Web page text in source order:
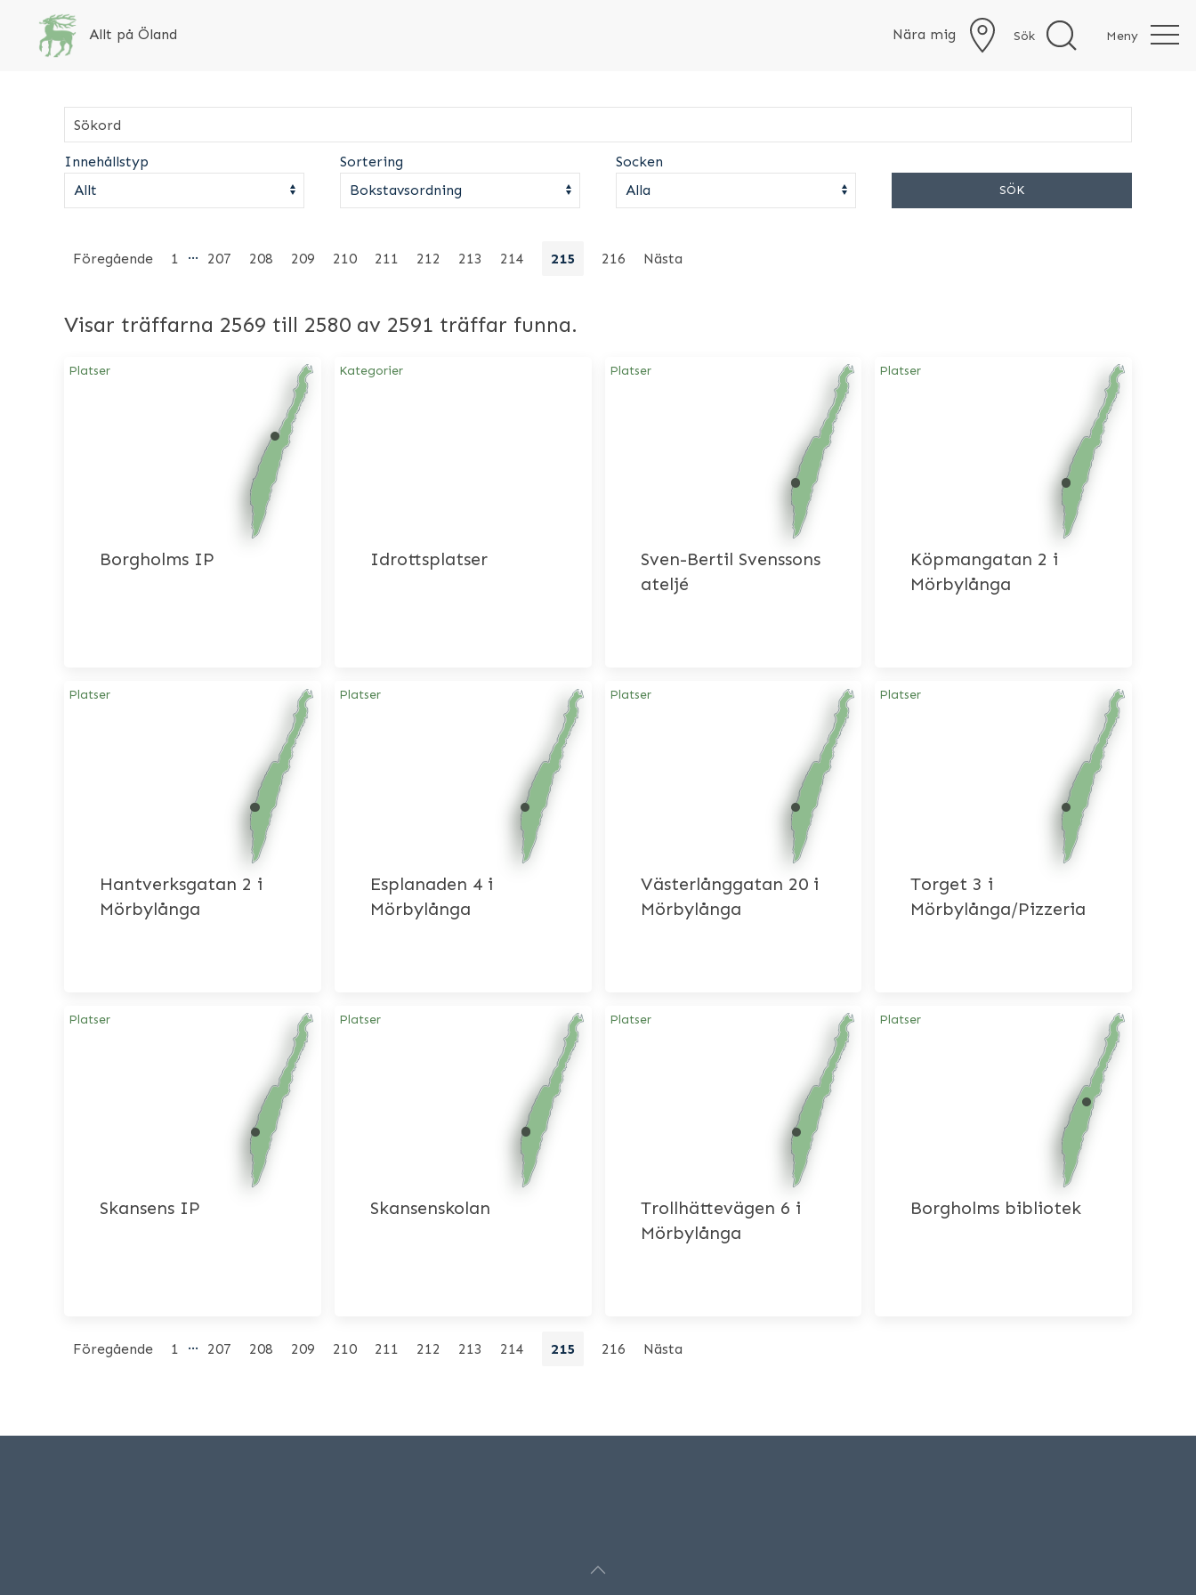
Allt på Öland Nära mig Sök Meny
Innehållstyp Sortering Socken
SÖK
Föregående 1 … 207 208 209 210 211 212 213 214 215 216 Nästa
Visar träffarna 2569 till 2580 av 2591 träffar funna.
Platser
Borgholms IP
Kategorier
Idrottsplatser
Platser
Sven-Bertil Svenssons
ateljé
Platser
Köpmangatan 2 i
Mörbylånga
Platser
Hantverksgatan 2 i
Mörbylånga
Platser
Esplanaden 4 i
Mörbylånga
Platser
Västerlånggatan 20 i
Mörbylånga
Platser
Torget 3 i
Mörbylånga/Pizzeria
Platser
Skansens IP
Platser
Skansenskolan
Platser
Trollhättevägen 6 i
Mörbylånga
Platser
Borgholms bibliotek
Föregående 1 … 207 208 209 210 211 212 213 214 215 216 Nästa